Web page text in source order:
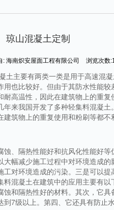
琼山混凝土定制
: 海南炽安屋面工程有限公司 浏览次数
土主要有两类一类是用于高速混
也比较好。但由于其防水性能
高温性，因此在建筑物上的重
来我国开发了多种轻集料混凝
筑物上的重复使用和粉刷等都
、隔热性能好和抗风化性能好
幅减少施工过程中对环境造成
对环境造成的污染。三是可以
混凝土在建筑中的应用主要有
和隔热性好的材料。其次，它
7级以上。第四、它还具有防